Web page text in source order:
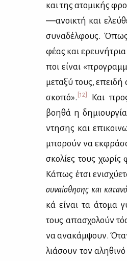
και της ατο­μι­κής
―ανοι­κτή και
συ­να­δέλ­φους.
φέ­ας και
ποι εί­ναι
με­τα­ξύ τους, επει­δή
σκο­πό». [12]
Και
βοη­θά η
ντη­σης και
μπο­ρούν να
σκο­λί­ες τους χω­ρίς
Κά­πως έτσι
συ­ναί­σθη­σης και
κά εί­ναι τα άτο­μα
τους απα­σχο­λούν
να ανα­κάμ­ψουν.
λιά­σουν τον